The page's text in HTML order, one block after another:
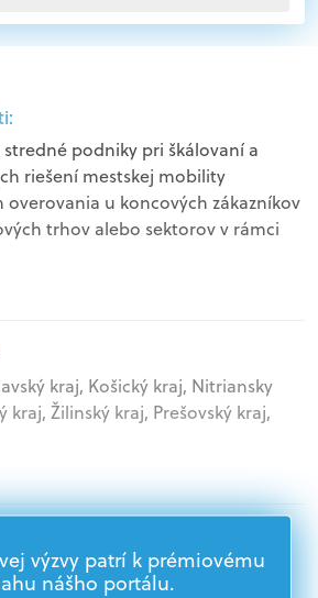
podniky pri škálovaní a
riešení mestskej mobility
u koncových zákazníkov
trhov alebo sektorov v rámci
kraj, Košický kraj, Nitriansky
kraj, Žilinský kraj, Prešovský kraj,
výzvy patrí k prémiovému
nášho portálu.